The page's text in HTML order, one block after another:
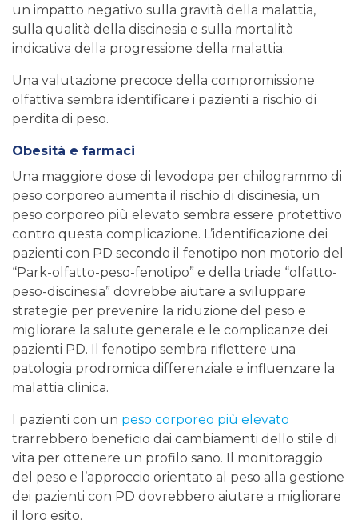
un impatto negativo sulla gravità della malattia,
sulla qualità della discinesia e sulla mortalità
indicativa della progressione della malattia.
Una valutazione precoce della compromissione
olfattiva sembra identificare i pazienti a rischio di
perdita di peso.
Obesità e farmaci
Una maggiore dose di levodopa per chilogrammo di
peso corporeo aumenta il rischio di discinesia, un
peso corporeo più elevato sembra essere protettivo
contro questa complicazione. L’identificazione dei
pazienti con PD secondo il fenotipo non motorio del
“Park-olfatto-peso-fenotipo” e della triade “olfatto-
peso-discinesia” dovrebbe aiutare a sviluppare
strategie per prevenire la riduzione del peso e
migliorare la salute generale e le complicanze dei
pazienti PD. Il fenotipo sembra riflettere una
patologia prodromica differenziale e influenzare la
malattia clinica.
I pazienti con un peso corporeo più elevato
trarrebbero beneficio dai cambiamenti dello stile di
vita per ottenere un profilo sano. Il monitoraggio
del peso e l’approccio orientato al peso alla gestione
dei pazienti con PD dovrebbero aiutare a migliorare
il loro esito.